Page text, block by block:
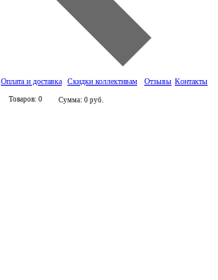
Оплата и доставка Скидки коллективам Отзывы Контакты
Товаров: 0 Сумма: 0 руб.